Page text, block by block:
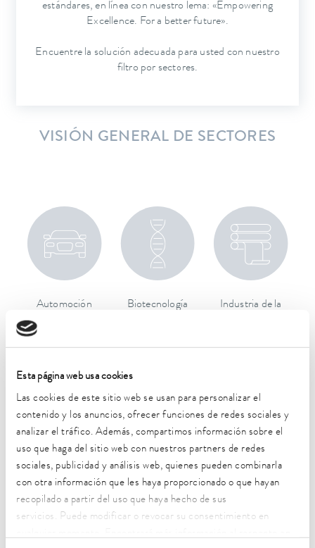
Esta página web usa cookies
Las cookies de este sitio web se usan para personalizar el
contenido y los anuncios, ofrecer funciones de redes sociales y
analizar el tráfico. Además, compartimos información sobre el
uso que haga del sitio web con nuestros partners de redes
sociales, publicidad y análisis web, quienes pueden combinarla
con otra información que les haya proporcionado o que hayan
recopilado a partir del uso que haya hecho de sus
servicios. Puede modificar o revocar su consentimiento en
estándares, en línea con nuestro lema: «Empowering
Excellence. For a better future».
Encuentre la solución adecuada para usted con nuestro
filtro por sectores.
VISIÓN GENERAL DE SECTORES
Automoción Biotecnología
Industria de la
Química
Investigación y
desarrollo
Semiconductores